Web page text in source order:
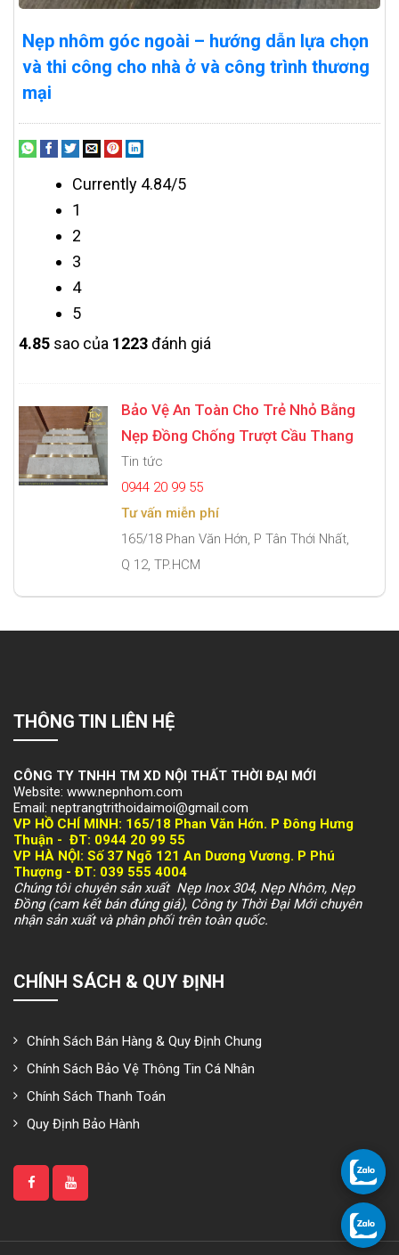
Nẹp nhôm góc ngoài – hướng dẫn lựa chọn
và thi công cho nhà ở và công trình thương
mại
Currently 4.84/5
1
2
3
4
5
4.85 sao của 1223đánh giá
Bảo Vệ An Toàn Cho Trẻ Nhỏ Bằng
Nẹp Đồng Chống Trượt Cầu Thang
Tin tức
0944 20 99 55
Tư vấn miễn phí
165/18 Phan Văn Hớn, P Tân Thới Nhất,
Q 12, TP.HCM
THÔNG TIN LIÊN HỆ
CÔNG TY TNHH TM XD NỘI THẤT THỜI ĐẠI MỚI
Website: www.nepnhom.com
Email: neptrangtrithoidaimoi@gmail.com
VP HỒ CHÍ MINH: 165/18 Phan Văn Hớn. P Đông Hưng
Thuận - ĐT: 0944 20 99 55
VP HÀ NỘI : Số 37 Ngõ 121 An Dương Vương. P Phú
Thượng - ĐT: 039 555 4004
Chúng tôi chuyên sản xuất Nẹp Inox 304, Nẹp Nhôm, Nẹp
Đồng (cam kết bán đúng giá), Công ty Thời Đại Mới chuyên
nhận sản xuất và phân phối trên toàn quốc.
CHÍNH SÁCH & QUY ĐỊNH
Chính Sách Bán Hàng & Quy Định Chung
Chính Sách Bảo Vệ Thông Tin Cá Nhân
Chính Sách Thanh Toán
Quy Định Bảo Hành